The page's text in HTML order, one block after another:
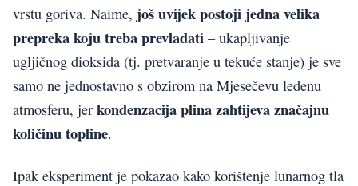
vrstu goriva. Naime, još uvijek postoji jedna velika
prepreka koju treba prevladati – ukapljivanje
ugljičnog dioksida (tj. pretvaranje u tekuće stanje) je sve
samo ne jednostavno s obzirom na Mjesečevu ledenu
atmosferu, jer kondenzacija plina zahtijeva značajnu
količinu topline.
Ipak eksperiment je pokazao kako korištenje lunarnog tla